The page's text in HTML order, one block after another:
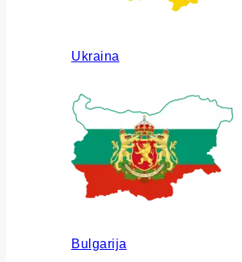
Ukraina
Bulgarija